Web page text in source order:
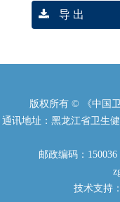
导 出
版权所有 © 《中国
通讯地址：黑龙江省卫生
邮政编码：
技术支持